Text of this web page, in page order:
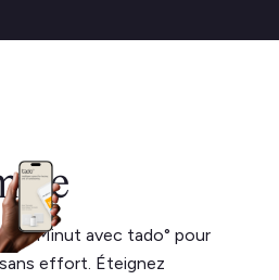
Minut avec tado° pour
effort. Éteignez